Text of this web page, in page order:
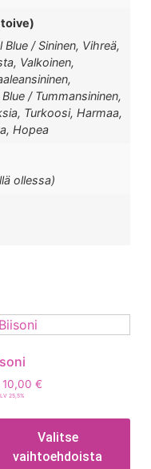
/ Sininen, Vihreä,
Valkoinen,
/ Tummansininen,
Turkoosi, Harmaa,
Hopea
ollessa)
10,00 €
25,5%
Valitse
vaihtoehdoista